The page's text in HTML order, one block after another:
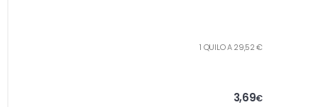
1 QUILO A 29,52 €
3,69€